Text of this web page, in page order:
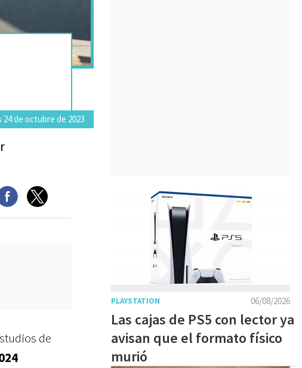
24 de octubre de 2023
de
06/08/2026
PLAYSTATION
Las cajas de PS5 con lector ya
avisan que el formato físico
murió